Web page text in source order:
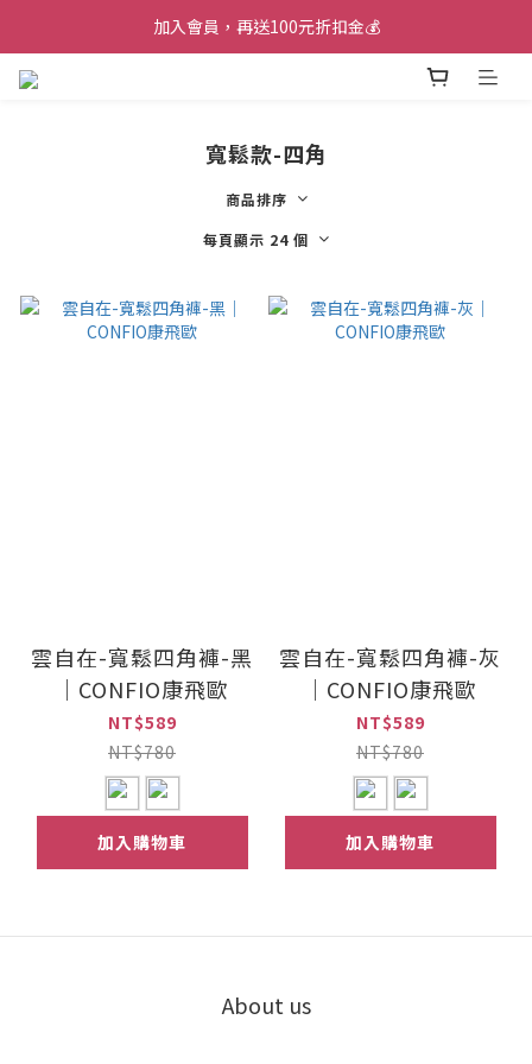
加入會員，再送100元折扣金💰
加入會員，再送100元折扣金💰
寬鬆款-四角
商品排序
每頁顯示 24 個
雲自在-寬鬆四角褲-黑
｜CONFIO康飛歐
NT$589
NT$780
加入購物車
雲自在-寬鬆四角褲-灰
｜CONFIO康飛歐
NT$589
NT$780
加入購物車
About us